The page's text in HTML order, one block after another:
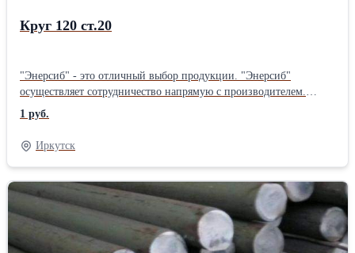
Круг 120 ст.20
"Энерсиб" - это отличный выбор продукции. "Энерсиб"
осуществляет сотрудничество напрямую с производителем.
"Энерсиб" осуществляет отправку товаров по всей территории
РОССИИ.
1 руб.
Иркутск